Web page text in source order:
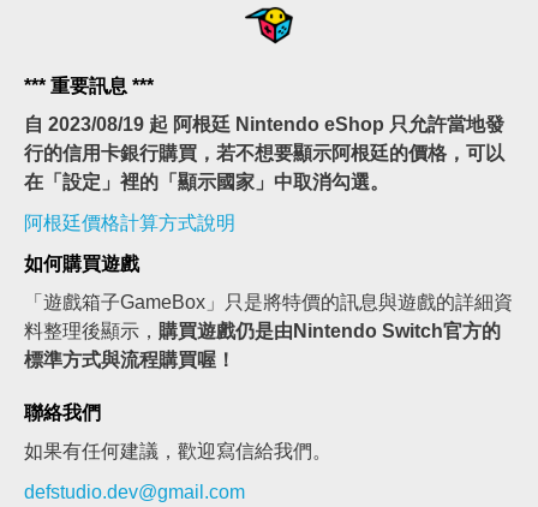
*** 重要訊息 ***
自 2023/08/19 起 阿根廷 Nintendo eShop 只允許當地發
行的信用卡銀行購買，若不想要顯示阿根廷的價格，可以
在「設定」裡的「顯示國家」中取消勾選。
阿根廷價格計算方式說明
如何購買遊戲
「遊戲箱子GameBox」只是將特價的訊息與遊戲的詳細資
料整理後顯示， 購買遊戲仍是由Nintendo Switch官方的
標準方式與流程購買喔！
聯絡我們
如果有任何建議，歡迎寫信給我們。
defstudio.dev@gmail.com